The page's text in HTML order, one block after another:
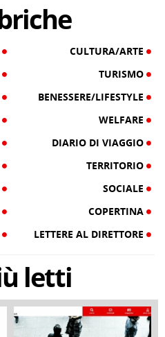
CULTURA/ARTE
TURISMO
BENESSERE/LIFESTYLE
WELFARE
DIARIO DI VIAGGIO
TERRITORIO
SOCIALE
COPERTINA
LETTERE AL DIRETTORE
letti